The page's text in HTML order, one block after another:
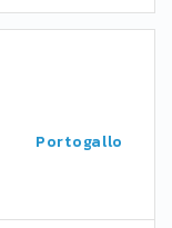
Portogallo